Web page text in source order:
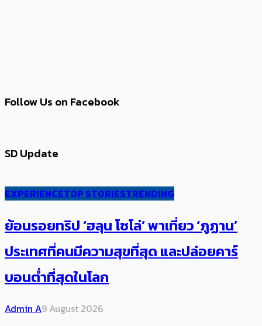
Follow Us on Facebook
SD Update
EXPERIENCETOP STORIESTRENDING
ย้อนรอยทริป ‘ฮลุน โซโล่’ ​​พาเที่ยว ‘ภูฏาน’
ประเทศ​ที่คน​มีความสุข​ที่สุด​​ และปล่อยคาร์​
บอนต่ำที่สุดในโลก
Admin A9 August 2026